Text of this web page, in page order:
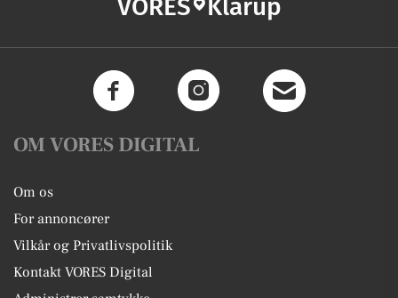
VORES Klarup
OM VORES DIGITAL
Om os
For annoncører
Vilkår og Privatlivspolitik
Kontakt VORES Digital